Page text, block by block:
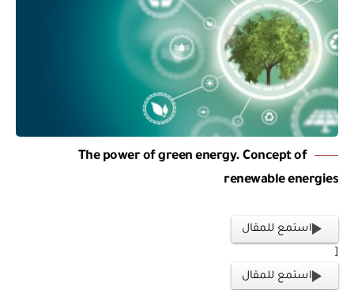
The power of green energy. Concept of
renewable energies
استمع للمقال
استمع للمقال